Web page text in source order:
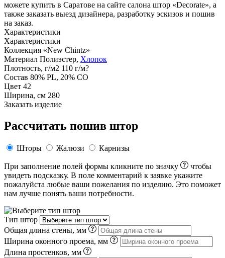
можете купить в Саратове на сайте салона штор «Decorate», а
также заказать выезд дизайнера, разработку эскизов и пошив
на заказ.
Характеристики
Характеристики
Коллекция «New Chintz»
Материал Полиэстер, Хлопок
Плотность, г/м2 110 г/м?
Состав 80% PL, 20% CO
Цвет 42
Ширина, см 280
Заказать изделие
Рассчитать пошив штор
Шторы Жалюзи Карнизы
При заполнение полей формы кликните по значку
чтобы
увидеть подсказку. В поле комментарий к заявке укажите
пожалуйста любые ваши пожелания по изделию. Это поможет
нам лучше понять ваши потребности.
Тип штор
Общая длина стены, мм
Ширина оконного проема, мм
Длина простенков, мм